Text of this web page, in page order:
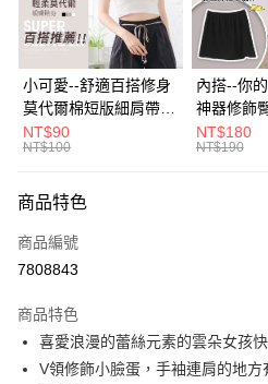
街口支付
悠遊付
Google Pay
全盈+PAY
大哥付你分期
【大哥付你分期使用說明】
1.本服務由台灣大哥大提供，台灣大哥大
流程，驗證手機門號後，選擇欲分期的期
成交易。
3.實際核准額度、可分期數及費用金額請
4.訂單成立30分鐘內，如未前往確認交易
AFTEE先享後付
【關於「AFTEE先享後付」】
AFTEE先享後付是「在收到商品之後才
便利好安心！
１．簡單：不需註冊會員、不需綁卡、不
ATM付款
小可愛--舒適百搭修身
莫代爾棉短版細肩帶素
色背心(白.黑.灰L-2L)-
U582眼圈熊中大尺碼
NT$90
NT$100
內搭--你
神器修飾
內搭裙/遮
6L)-Q155
NT$180
NT$190
商品特色
商品編號
7808843
商品特色
喜愛浪漫的蕾絲元素的雲朵女孩
V領修飾小臉蛋，手袖連肩的地